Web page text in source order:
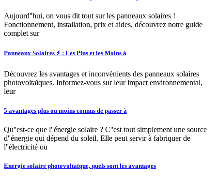
Aujourd''hui, on vous dit tout sur les panneaux solaires !
Fonctionnement, installation, prix et aides, découvrez notre guide
complet sur
Panneaux Solaires ⚡️ : Les Plus et les Moins à
Découvrez les avantages et inconvénients des panneaux solaires
photovoltaïques. Informez-vous sur leur impact environnemental,
leur
5 avantages plus ou moins connus de passer à
Qu''est-ce que l''énergie solaire ? C''est tout simplement une source
d''énergie qui dépend du soleil. Elle peut servir à fabriquer de
l''électricité ou
Energie solaire photovoltaïque, quels sont les avantages